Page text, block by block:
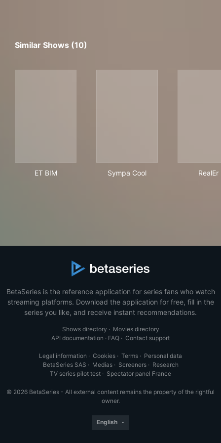
Similar Shows (10)
ET BIM Sympa Cool RealEr
BetaSeries is the reference application for series fans who watch
streaming platforms. Download the application for free, fill in the
series you like, and receive instant recommendations.
Shows directory · Movies directory
API documentation · FAQ · Contact support
Legal information · Cookies · Terms · Personal data
BetaSeries SAS · Medias· Screeners· Research
TV series pilot test · Spectator panel France
© 2026 BetaSeries - All external content remains the property of the rightful
owner.
English